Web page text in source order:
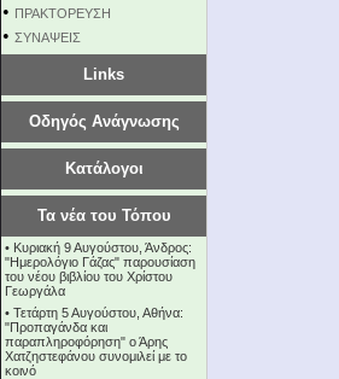
• ΠΡΑΚΤΟΡΕΥΣΗ
• ΣΥΝΑΨΕΙΣ
Links
Οδηγός Ανάγνωσης
Κατάλογοι
Τα νέα του Τόπου
• Κυριακή 9 Αυγούστου, Άνδρος:
"Ημερολόγιο Γάζας" παρουσίαση
του νέου βιβλίου του Χρίστου
Γεωργάλα
• Τετάρτη 5 Αυγούστου, Αθήνα:
"Προπαγάνδα και
παραπληροφόρηση" ο Άρης
Χατζηστεφάνου συνομιλεί με το
κοινό